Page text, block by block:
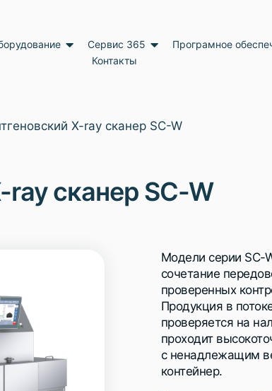
Сервис 365
Програмное
Контакты
X-ray сканер SC-W
ray сканер SC-W
Модели серии SC-
сочетание
проверенных
Продукция в
проверяется на
проходит
с ненадлежащим
контейнер.